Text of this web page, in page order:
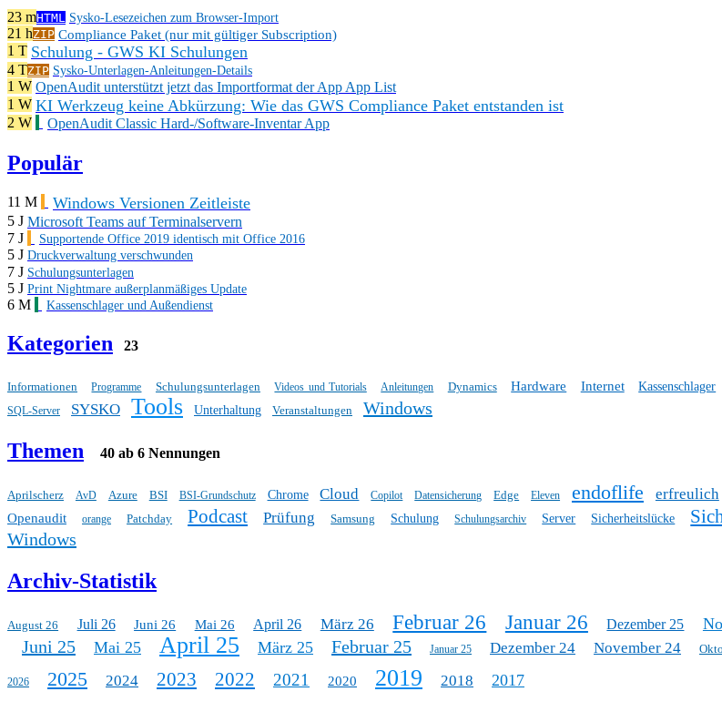
23 mHTML Sysko-Lesezeichen zum Browser-Import
21 hZIP Compliance Paket (nur mit gültiger Subscription)
1 T Schulung - GWS KI Schulungen
4 TZIP Sysko-Unterlagen-Anleitungen-Details
1 W OpenAudit unterstützt jetzt das Importformat der App App List
1 W KI Werkzeug keine Abkürzung: Wie das GWS Compliance Paket entstanden ist
2 W OpenAudit Classic Hard-/Software-Inventar App
Populär
11 M Windows Versionen Zeitleiste
5 J Microsoft Teams auf Terminalservern
7 J
Supportende Office 2019 identisch mit Office 2016
5 J Druckverwaltung verschwunden
7 J Schulungsunterlagen
5 J Print Nightmare außerplanmäßiges Update
6 M Kassenschlager und Außendienst
Kategorien 23
Informationen Programme Schulungsunterlagen Videos und Tutorials Anleitungen Dynamics Hardware Internet Kassenschlager
SQL-Server SYSKO Tools Unterhaltung Veranstaltungen Windows
Themen 40 ab 6 Nennungen
Aprilscherz AvD Azure BSI BSI-Grundschutz Chrome Cloud Copilot Datensicherung Edge Eleven endoflife erfreulich
Openaudit
orange Patchday Podcast Prüfung Samsung Schulung Schulungsarchiv Server Sicherheitslücke
Windows
Archiv-Statistik
August 26 Juli 26 Juni 26 Mai 26 April 26 März 26 Februar 26 Januar 26 Dezember 25
Juni 25 Mai 25 April 25 März 25 Februar 25 Januar 25 Dezember 24 November 24
2026 2025 2024 2023 2022 2021 2020 2019 2018 2017